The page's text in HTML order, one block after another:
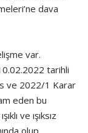
dava
var.
tarihli
ve 2022/1 Karar
eden bu
ve ışıksız
olup